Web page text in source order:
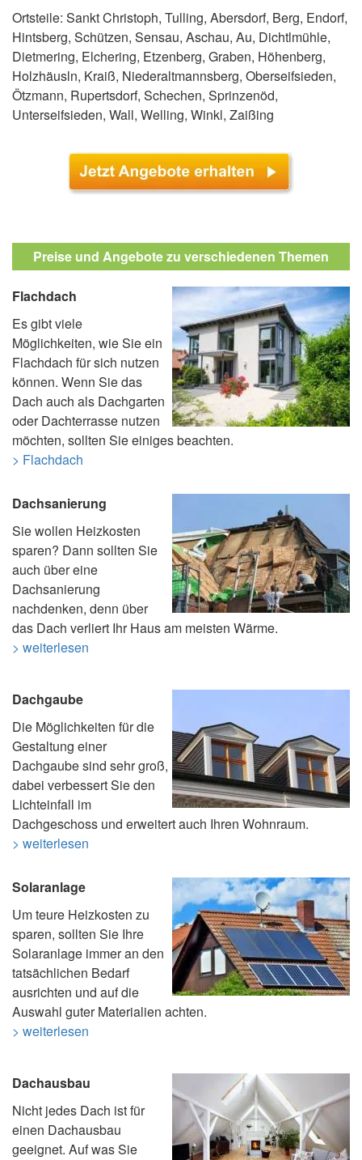
Ortsteile: Sankt Christoph, Tulling, Abersdorf, Berg, Endorf,
Hintsberg, Schützen, Sensau, Aschau, Au, Dichtlmühle,
Dietmering, Elchering, Etzenberg, Graben, Höhenberg,
Holzhäusln, Kraiß, Niederaltmannsberg, Oberseifsieden,
Ötzmann, Rupertsdorf, Schechen, Sprinzenöd,
Unterseifsieden, Wall, Welling, Winkl, Zaißing
Preise und Angebote zu verschiedenen Themen
Flachdach
Es gibt viele
Möglichkeiten, wie Sie ein
Flachdach für sich nutzen
können. Wenn Sie das
Dach auch als Dachgarten
oder Dachterrasse nutzen
möchten, sollten Sie einiges beachten.
> Flachdach
Dachsanierung
Sie wollen Heizkosten
sparen? Dann sollten Sie
auch über eine
Dachsanierung
nachdenken, denn über
das Dach verliert Ihr Haus am meisten Wärme.
> weiterlesen
Dachgaube
Die Möglichkeiten für die
Gestaltung einer
Dachgaube sind sehr groß,
dabei verbessert Sie den
Lichteinfall im
Dachgeschoss und erweitert auch Ihren Wohnraum.
> weiterlesen
Solaranlage
Um teure Heizkosten zu
sparen, sollten Sie Ihre
Solaranlage immer an den
tatsächlichen Bedarf
ausrichten und auf die
Auswahl guter Materialien achten.
> weiterlesen
Dachausbau
Nicht jedes Dach ist für
einen Dachausbau
geeignet. Auf was Sie